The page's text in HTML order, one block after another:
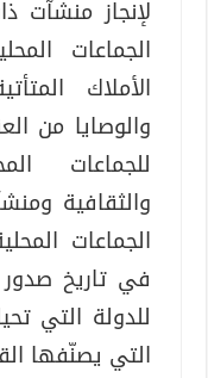
لإنجاز منشآت
الجماعات
الأملاك
والوصايا من
للجماعات
والثقافية
الجماعات
في تاريخ صدور
للدولة التي
التي يصنّفها